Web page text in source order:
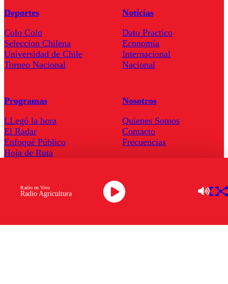
Radio Agricultura
Radio en Vivo
Deportes
Colo Colo
Seleccion Chilena
Universidad de Chile
Torneo Nacional
Noticias
Dato Practico
Economía
Internacional
Nacional
Programas
LLegó la hora
El Radar
Enfoqué Público
Hoja de Ruta
Nosotros
Quienes Somos
Contacto
Frecuencias
Tarifas